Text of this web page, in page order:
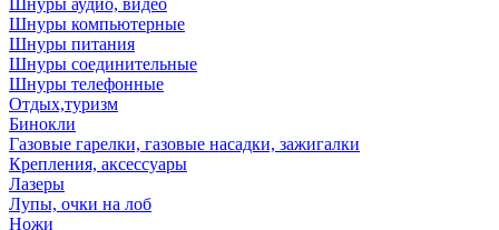
Шнуры аудио, видео
Шнуры компьютерные
Шнуры питания
Шнуры соединительные
Шнуры телефонные
Отдых,туризм
Бинокли
Газовые гарелки, газовые насадки, зажигалки
Крепления, аксессуары
Лазеры
Лупы, очки на лоб
Ножи